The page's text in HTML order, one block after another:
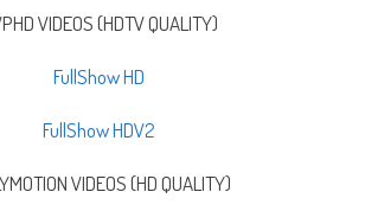
VIDEOS (HDTV QUALITY)
FullShow HD
FullShow HDV2
VIDEOS (HD QUALITY)